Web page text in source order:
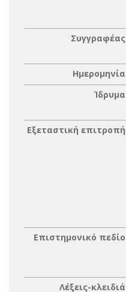
Συγγραφέας
Ημερομηνία
Ίδρυμα
Εξεταστική επιτροπή
Επιστημονικό πεδίο
Λέξεις-κλειδιά